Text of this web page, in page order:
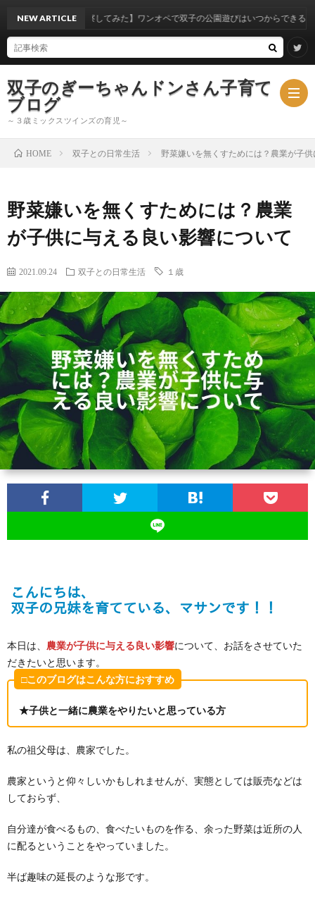
双子のぎーちゃんドンさん子育て
ブログ
～３歳ミックスツインズの育児～
ス
ツ
イ
ン
ズ
の
NEW ARTICLE
から考察してみた】ワンオペで双子の公園遊びはいつからできるのか？
HOME 双子との日常生活 野菜嫌いを無くすためには？農業が子
野菜嫌いを無くすためには？農業
が子供に与える良い影響について
2021.09.24 双子との日常生活 １歳
本日は、 農業が子供に与える良い影響について、お話をさせていた
だきたいと思います。
□このブログはこんな方におすすめ
★子供と一緒に農業をやりたいと思っている方
私の祖父母は、農家でした。
農家というと仰々しいかもしれませんが、実態としては販売などは
しておらず、
自分達が食べるもの、食べたいものを作る、余った野菜は近所の人
に配るということをやっていました。
半ば趣味の延長のような形です。